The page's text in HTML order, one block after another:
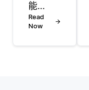
能
（XAI）
通过提
Read
Now